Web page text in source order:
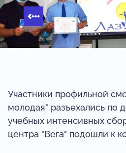
Участники профильной
молодая" разъехались по
учебных интенсивных
центра "Вега" подошли к